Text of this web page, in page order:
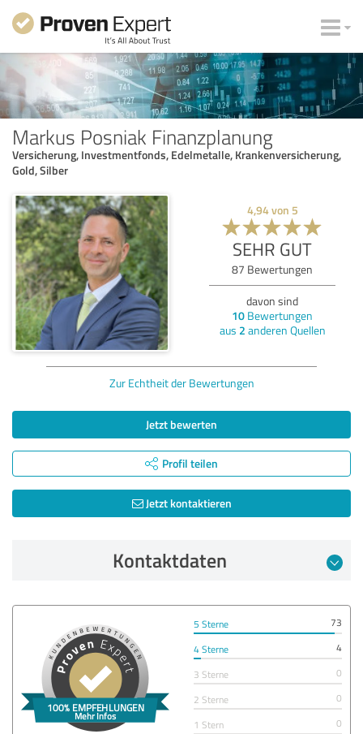
Markus Posniak Finanzplanung
Versicherung, Investmentfonds, Edelmetalle, Krankenversicherung,
Gold, Silber
4,94von 5
SEHR GUT
87 Bewertungen
davon sind
10 Bewertungen
aus 2 anderen Quellen
Zur Echtheit der Bewertungen
Jetzt bewerten
Profil teilen
Jetzt kontaktieren
Kontaktdaten
5 Sterne
73
4 Sterne
4
3 Sterne
0
2 Sterne
0
1 Stern
0